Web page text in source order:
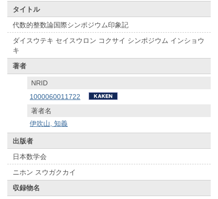
タイトル
代数的整数論国際シンポジウム印象記
ダイスウテキ セイスウロン コクサイ シンポジウム インショウ
キ
著者
NRID
1000060011722
著者名
伊吹山, 知義
出版者
日本数学会
ニホン スウガクカイ
収録物名